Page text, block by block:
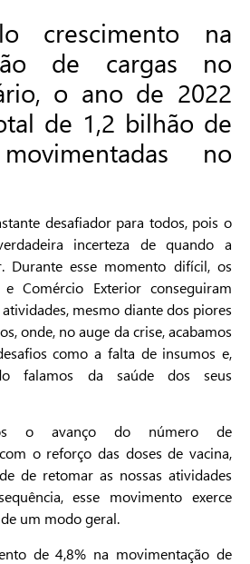
crescimento na
de cargas no
o ano de 2022
de 1,2 bilhão de
no
desafiador para todos, pois o
incerteza de quando a
Durante esse momento difícil, os
Comércio Exterior conseguiram
mesmo diante dos piores
onde, no auge da crise, acabamos
como a falta de insumos e,
falamos da saúde dos seus
o avanço do número de
o reforço das doses de vacina,
de retomar as nossas atividades
esse movimento exerce
um modo geral.
de 4,8% na movimentação de